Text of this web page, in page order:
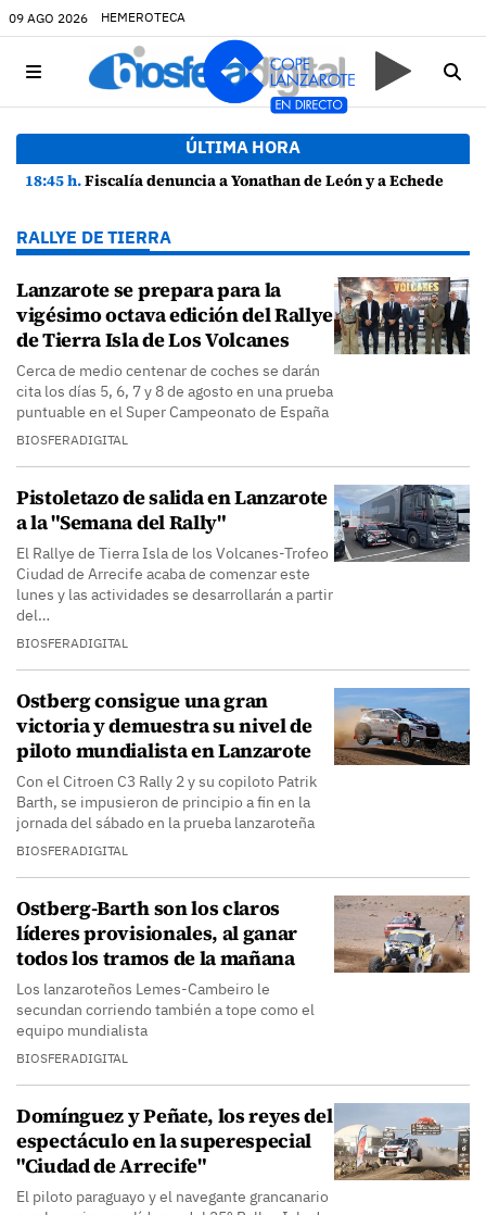
09 AGO 2026 HEMEROTECA
ÚLTIMA HORA
18:45 h.Fiscalía denuncia a Yonathan de León y a Echedey Eugenio por presuntas anomalías en contratos festivos
RALLYE DE TIERRA
Lanzarote se prepara para la
vigésimo octava edición del Rallye
de Tierra Isla de Los Volcanes
Cerca de medio centenar de coches se darán
cita los días 5, 6, 7 y 8 de agosto en una prueba
puntuable en el Super Campeonato de España
BIOSFERADIGITAL
Pistoletazo de salida en Lanzarote
a la "Semana del Rally"
El Rallye de Tierra Isla de los Volcanes-Trofeo
Ciudad de Arrecife acaba de comenzar este
lunes y las actividades se desarrollarán a partir
del…
BIOSFERADIGITAL
Ostberg consigue una gran
victoria y demuestra su nivel de
piloto mundialista en Lanzarote
Con el Citroen C3 Rally 2 y su copiloto Patrik
Barth, se impusieron de principio a fin en la
jornada del sábado en la prueba lanzaroteña
BIOSFERADIGITAL
Ostberg-Barth son los claros
líderes provisionales, al ganar
todos los tramos de la mañana
Los lanzaroteños Lemes-Cambeiro le
secundan corriendo también a tope como el
equipo mundialista
BIOSFERADIGITAL
Domínguez y Peñate, los reyes del
espectáculo en la superespecial
"Ciudad de Arrecife"
El piloto paraguayo y el navegante grancanario